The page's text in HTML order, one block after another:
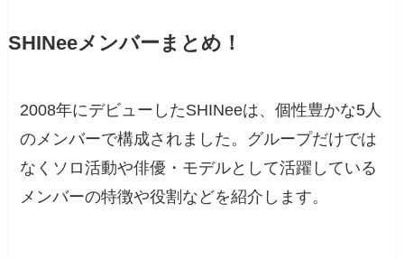
SHINeeメンバーまとめ！
2008年にデビューしたSHINeeは、個性豊かな5人
のメンバーで構成されました。グループだけでは
なくソロ活動や俳優・モデルとして活躍している
メンバーの特徴や役割などを紹介します。